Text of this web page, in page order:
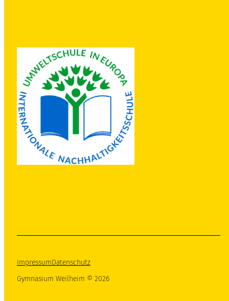
ImpressumDatenschutz
Gymnasium Weilheim © 2026